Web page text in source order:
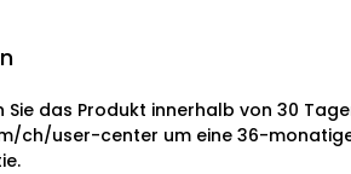
Sie das Produkt innerhalb von 30
ch/user-center um eine 36-